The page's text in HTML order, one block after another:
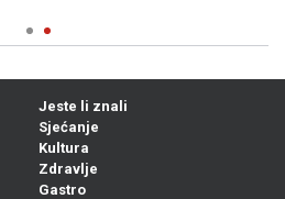
Jeste li znali
Sjećanje
Kultura
Zdravlje
Gastro